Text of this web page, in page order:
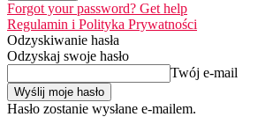
Forgot your password? Get help
Regulamin i Polityka Prywatności
Odzyskiwanie hasła
Odzyskaj swoje hasło
Twój e-mail
Hasło zostanie wysłane e-mailem.